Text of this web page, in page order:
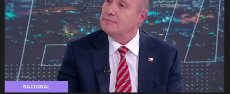
NACIONAL